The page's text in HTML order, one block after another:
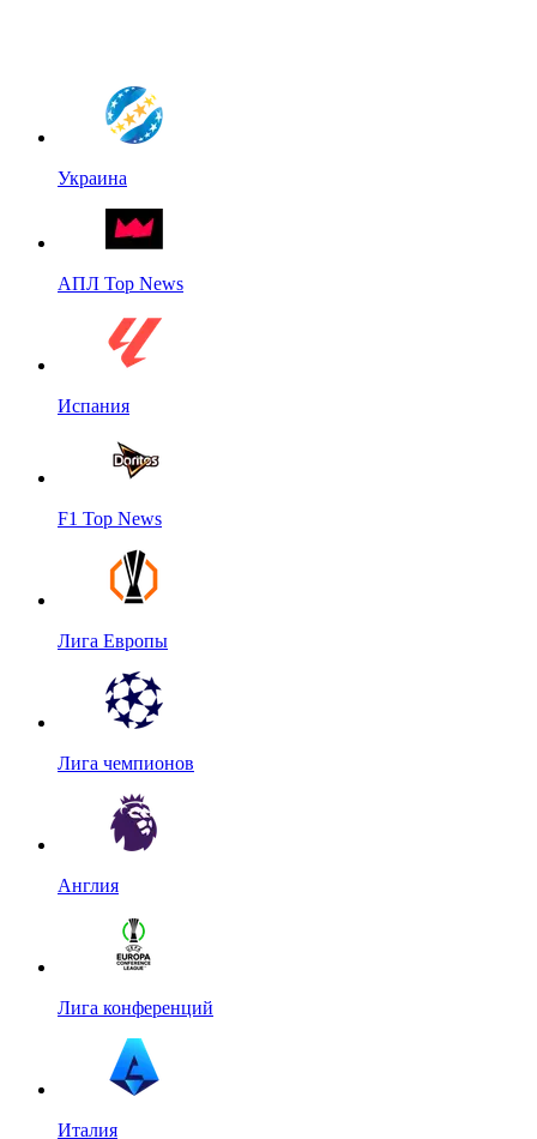
Украина
АПЛ Top News
Испания
F1 Top News
Лига Европы
Лига чемпионов
Англия
Лига конференций
Италия